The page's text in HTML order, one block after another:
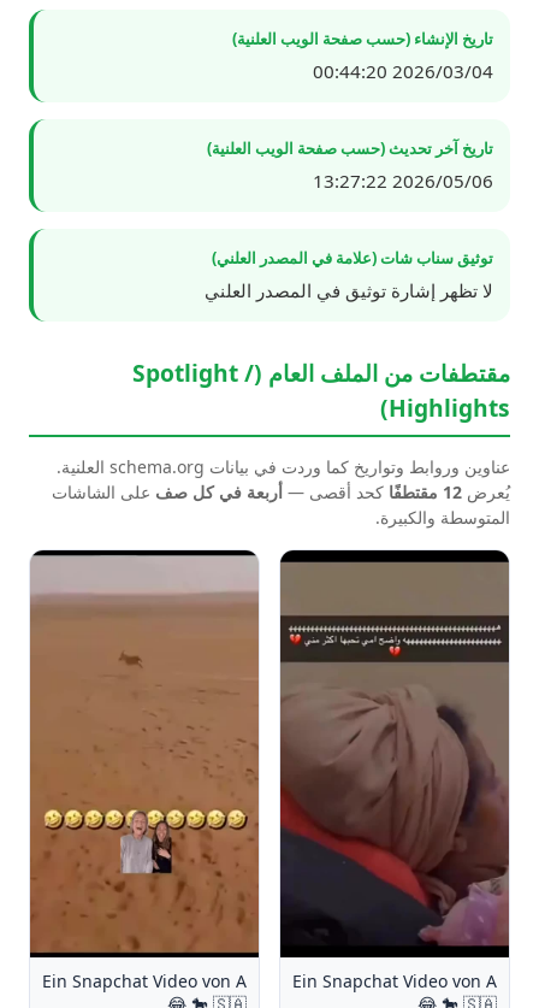
تاريخ الإنشاء (حسب صفحة الويب العلنية)
2026/03/04 00:44:20
تاريخ آخر تحديث (حسب صفحة الويب العلنية)
2026/05/06 13:27:22
توثيق سناب شات (علامة في المصدر العلني)
لا تظهر إشارة توثيق في المصدر العلني
مقتطفات من الملف العام (Spotlight /
Highlights)
عناوين وروابط وتواريخ كما وردت في بيانات schema.org العلنية.
يُعرض 12 مقتطفًا كحد أقصى — أربعة في كل صف على الشاشات
المتوسطة والكبيرة.
Ein Snapchat Video von A
🐎 🇸🇦 😂
Ein Snapchat Video von A
🐎 🇸🇦 😂